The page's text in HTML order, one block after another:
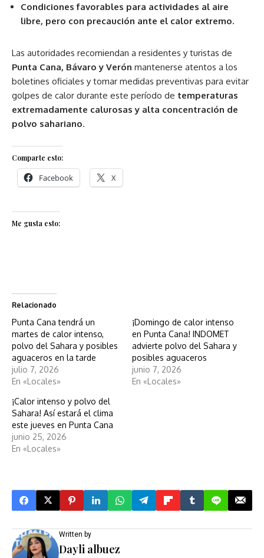
Condiciones favorables para actividades al aire
libre, pero con precaución ante el calor extremo.
Las autoridades recomiendan a residentes y turistas de
Punta Cana, Bávaro y Verón mantenerse atentos a los
boletines oficiales y tomar medidas preventivas para evitar
golpes de calor durante este período de temperaturas
extremadamente calurosas y alta concentración de
polvo sahariano.
Comparte esto:
Facebook X
Me gusta esto:
Relacionado
Punta Cana tendrá un
martes de calor intenso,
polvo del Sahara y posibles
aguaceros en la tarde
julio 7, 2026
En «Locales»
¡Domingo de calor intenso
en Punta Cana! INDOMET
advierte polvo del Sahara y
posibles aguaceros
junio 7, 2026
En «Locales»
¡Calor intenso y polvo del
Sahara! Así estará el clima
este jueves en Punta Cana
junio 25, 2026
En «Locales»
Written by
Dayli albuez